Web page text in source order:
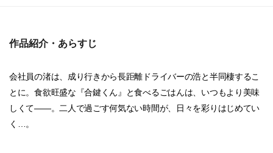
作品紹介・あらすじ
会社員の渚は、成り行きから長距離ドライバーの浩と半同棲するこ
とに。食欲旺盛な『合鍵くん』と食べるごはんは、いつもより美味
しくて――。二人で過ごす何気ない時間が、日々を彩りはじめてい
く…。